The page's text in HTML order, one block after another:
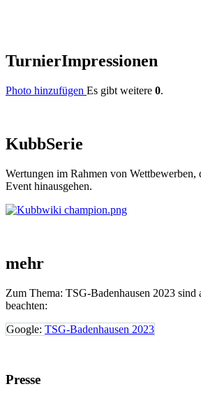
TurnierImpressionen
Photo hinzufügen Es gibt weitere 0.
KubbSerie
Wertungen im Rahmen von Wettbewerben,
Event hinausgehen.
mehr
Zum Thema: TSG-Badenhausen 2023 sind
beachten:
Google: TSG-Badenhausen 2023
Presse